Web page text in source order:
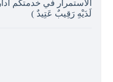
الاستمرار في خدمتكم
لَدَيْهِ رَقِيبٌ عَتِيدٌ )